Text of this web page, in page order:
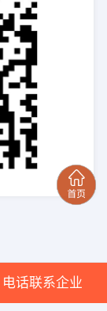
电话联系企业